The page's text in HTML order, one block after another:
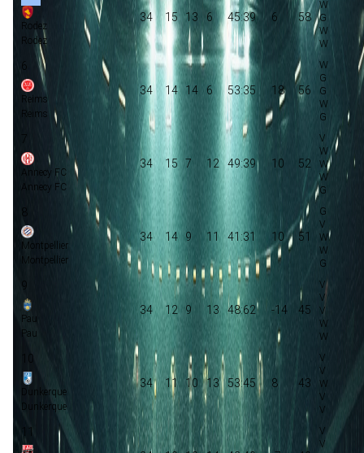
Rodez
Rodez
34 15 13 6 45:39 6 58
6
Reims
Reims
34 14 14 6 53:35 18 56
7
Annecy FC
Annecy FC
34 15 7 12 49:39 10 52
8
Montpellier
Montpellier
34 14 9 11 41:31 10 51
9
Pau
Pau
34 12 9 13 48:62 -14 45
10
Dunkerque
Dunkerque
34 11 10 13 53:45 8 43
11